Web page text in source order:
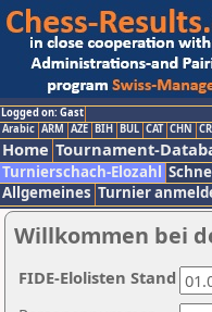
Logged on: Gast
Arabic ARM AZE BIH BUL CAT CHN
Home Tournament-
Turnierschach-Elozahl
Allgemeines Turnier
Willkommen bei
FIDE-Elolisten Stand